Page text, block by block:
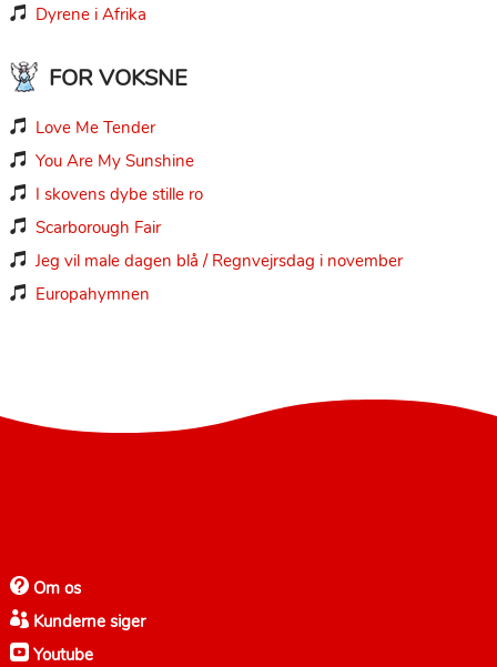
 Dyrene i Afrika
FOR VOKSNE
 Love Me Tender
 You Are My Sunshine
 I skovens dybe stille ro
 Scarborough Fair
 Jeg vil male dagen blå / Regnvejrsdag i november
 Europahymnen
Om os
Kunderne siger
Youtube